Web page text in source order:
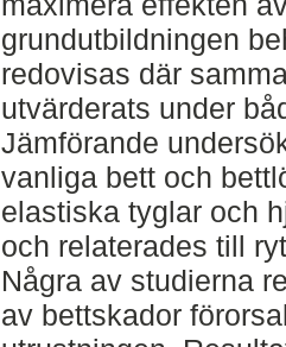
grundutbildningen
redovisas där
utvärderats under
Jämförande
vanliga bett och
elastiska tyglar och
och relaterades till
Några av studierna
av bettskador